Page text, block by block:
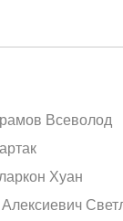
Всеволод
Хуан
Алексиевич